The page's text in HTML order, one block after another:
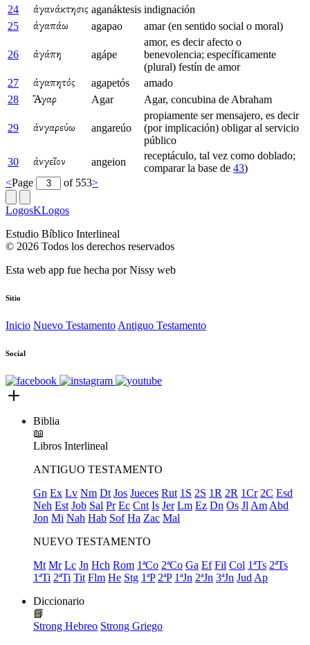
24
ἀγανάκτησις aganáktesis indignación
25
ἀγαπάω agapao amar (en sentido social o moral)
26 ἀγάπη agápe
amor, es decir afecto o
benevolencia; específicamente
(plural) festín de amor
27
ἀγαπητός agapetós
amado
28
Ἄγαρ Agar Agar, concubina de Abraham
29 ἀνγαρεύω angareúo
propiamente ser mensajero, es decir
(por implicación) obligar al servicio
público
30
ἀνγεῖον angeion
receptáculo, tal vez como doblado;
comparar la base de 43)
<Page of 553>
LogosKLogos
Estudio Bíblico Interlineal
© 2026 Todos los derechos reservados
Esta web app fue hecha porNissy web
Sitio
Inicio Nuevo Testamento Antiguo Testamento
Social
Biblia
📖
Libros Interlineal
ANTIGUO TESTAMENTO
Gn Ex Lv Nm Dt Jos Jueces Rut 1S 2S 1R 2R 1Cr 2C Esd
Neh Est Job Sal Pr Ec Cnt Is Jer Lm Ez Dn Os Jl Am Abd
Jon Mi Nah Hab Sof Ha Zac Mal
NUEVO TESTAMENTO
Mt Mr Lc Jn Hch Rom 1ªCo 2ªCo Ga Ef Fil Col 1ªTs 2ªTs
1ªTi 2ªTi Tit Flm He Stg 1ªP 2ªP 1ªJn 2ªJn 3ªJn Jud Ap
Diccionario
📘
Strong Hebreo Strong Griego